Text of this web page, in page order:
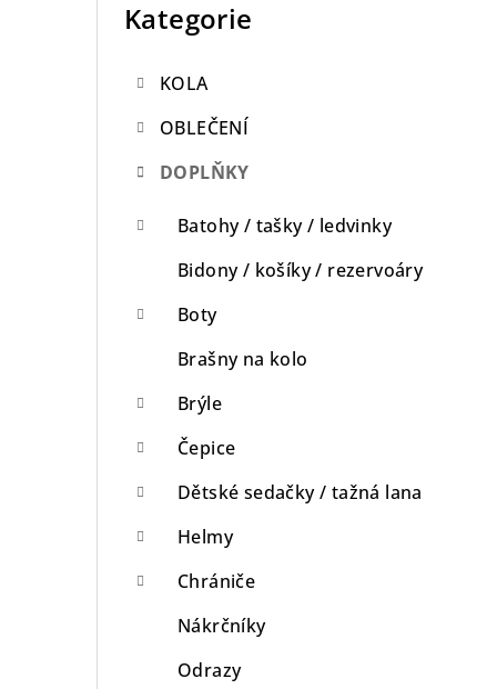
Přeskočit
kategorie
Kategorie
KOLA
OBLEČENÍ
DOPLŇKY
Batohy / tašky / ledvinky
Bidony / košíky / rezervoáry
Boty
Brašny na kolo
Brýle
Čepice
Dětské sedačky / tažná lana
Helmy
Chrániče
Nákrčníky
Odrazy